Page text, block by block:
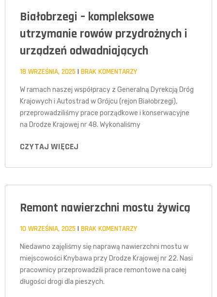
Białobrzegi – kompleksowe
utrzymanie rowów przydrożnych i
urządzeń odwadniających
18 WRZEŚNIA, 2025 BRAK KOMENTARZY
W ramach naszej współpracy z Generalną Dyrekcją Dróg
Krajowych i Autostrad w Grójcu (rejon Białobrzegi),
przeprowadziliśmy prace porządkowe i konserwacyjne
na Drodze Krajowej nr 48. Wykonaliśmy
CZYTAJ WIĘCEJ
Remont nawierzchni mostu żywicą
10 WRZEŚNIA, 2025 BRAK KOMENTARZY
Niedawno zajęliśmy się naprawą nawierzchni mostu w
miejscowości Knybawa przy Drodze Krajowej nr 22. Nasi
pracownicy przeprowadzili prace remontowe na całej
długości drogi dla pieszych.